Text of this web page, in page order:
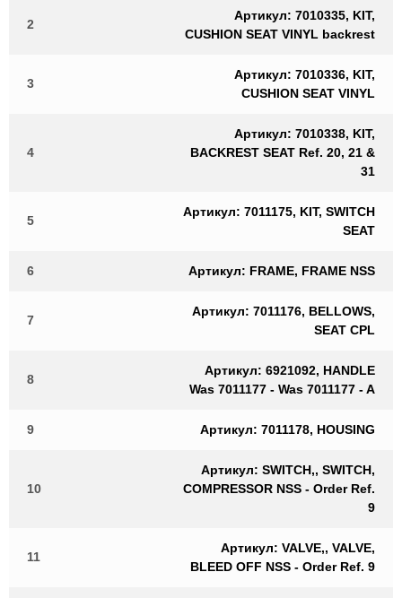
2
Артикул: 7010335, KIT,
CUSHION SEAT VINYL backrest
3
Артикул: 7010336, KIT,
CUSHION SEAT VINYL
4
Артикул: 7010338, KIT,
BACKREST SEAT Ref. 20, 21 &
31
5
Артикул: 7011175, KIT, SWITCH
SEAT
6 Артикул: FRAME, FRAME NSS
7
Артикул: 7011176, BELLOWS,
SEAT CPL
8
Артикул: 6921092, HANDLE
Was 7011177 - Was 7011177 - A
9 Артикул: 7011178, HOUSING
10
Артикул: SWITCH,, SWITCH,
COMPRESSOR NSS - Order Ref.
9
11
Артикул: VALVE,, VALVE,
BLEED OFF NSS - Order Ref. 9